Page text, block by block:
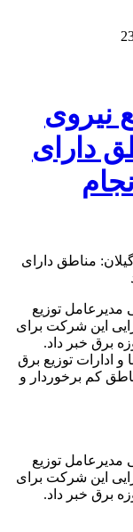
نیروی
دارای
توزیع
این شرکت برای
برق خبر داد.
ادارات توزیع برق
کم برخوردار و
توزیع
این شرکت برای
برق خبر داد.